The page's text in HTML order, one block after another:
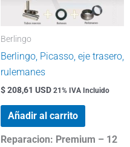
Berlingo
Berlingo, Picasso, eje trasero,
rulemanes
$ 208,61 USD 21% IVA Incluido
Añadir al carrito
Reparacion: Premium – 12